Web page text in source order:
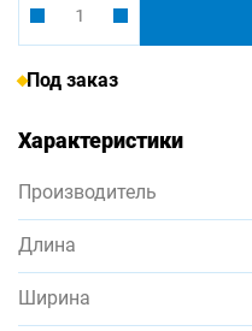
Под заказ
Характеристики
Производитель
Длина
Ширина